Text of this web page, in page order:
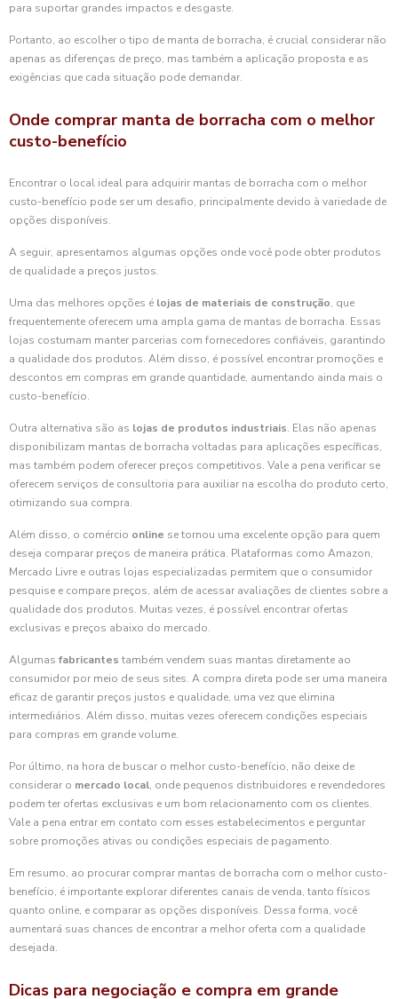
para suportar grandes impactos e desgaste.
Portanto, ao escolher o tipo de manta de borracha, é crucial considerar não
apenas as diferenças de preço, mas também a aplicação proposta e as
exigências que cada situação pode demandar.
Onde comprar manta de borracha com o melhor
custo-benefício
Encontrar o local ideal para adquirir mantas de borracha com o melhor
custo-benefício pode ser um desafio, principalmente devido à variedade de
opções disponíveis.
A seguir, apresentamos algumas opções onde você pode obter produtos
de qualidade a preços justos.
Uma das melhores opções é lojas de materiais de construção, que
frequentemente oferecem uma ampla gama de mantas de borracha. Essas
lojas costumam manter parcerias com fornecedores confiáveis, garantindo
a qualidade dos produtos. Além disso, é possível encontrar promoções e
descontos em compras em grande quantidade, aumentando ainda mais o
custo-benefício.
Outra alternativa são as lojas de produtos industriais. Elas não apenas
disponibilizam mantas de borracha voltadas para aplicações específicas,
mas também podem oferecer preços competitivos. Vale a pena verificar se
oferecem serviços de consultoria para auxiliar na escolha do produto certo,
otimizando sua compra.
Além disso, o comércio online se tornou uma excelente opção para quem
deseja comparar preços de maneira prática. Plataformas como Amazon,
Mercado Livre e outras lojas especializadas permitem que o consumidor
pesquise e compare preços, além de acessar avaliações de clientes sobre a
qualidade dos produtos. Muitas vezes, é possível encontrar ofertas
exclusivas e preços abaixo do mercado.
Algumas fabricantes também vendem suas mantas diretamente ao
consumidor por meio de seus sites. A compra direta pode ser uma maneira
eficaz de garantir preços justos e qualidade, uma vez que elimina
intermediários. Além disso, muitas vezes oferecem condições especiais
para compras em grande volume.
Por último, na hora de buscar o melhor custo-benefício, não deixe de
considerar o mercado local, onde pequenos distribuidores e revendedores
podem ter ofertas exclusivas e um bom relacionamento com os clientes.
Vale a pena entrar em contato com esses estabelecimentos e perguntar
sobre promoções ativas ou condições especiais de pagamento.
Em resumo, ao procurar comprar mantas de borracha com o melhor custo-
benefício, é importante explorar diferentes canais de venda, tanto físicos
quanto online, e comparar as opções disponíveis. Dessa forma, você
aumentará suas chances de encontrar a melhor oferta com a qualidade
desejada.
Dicas para negociação e compra em grande